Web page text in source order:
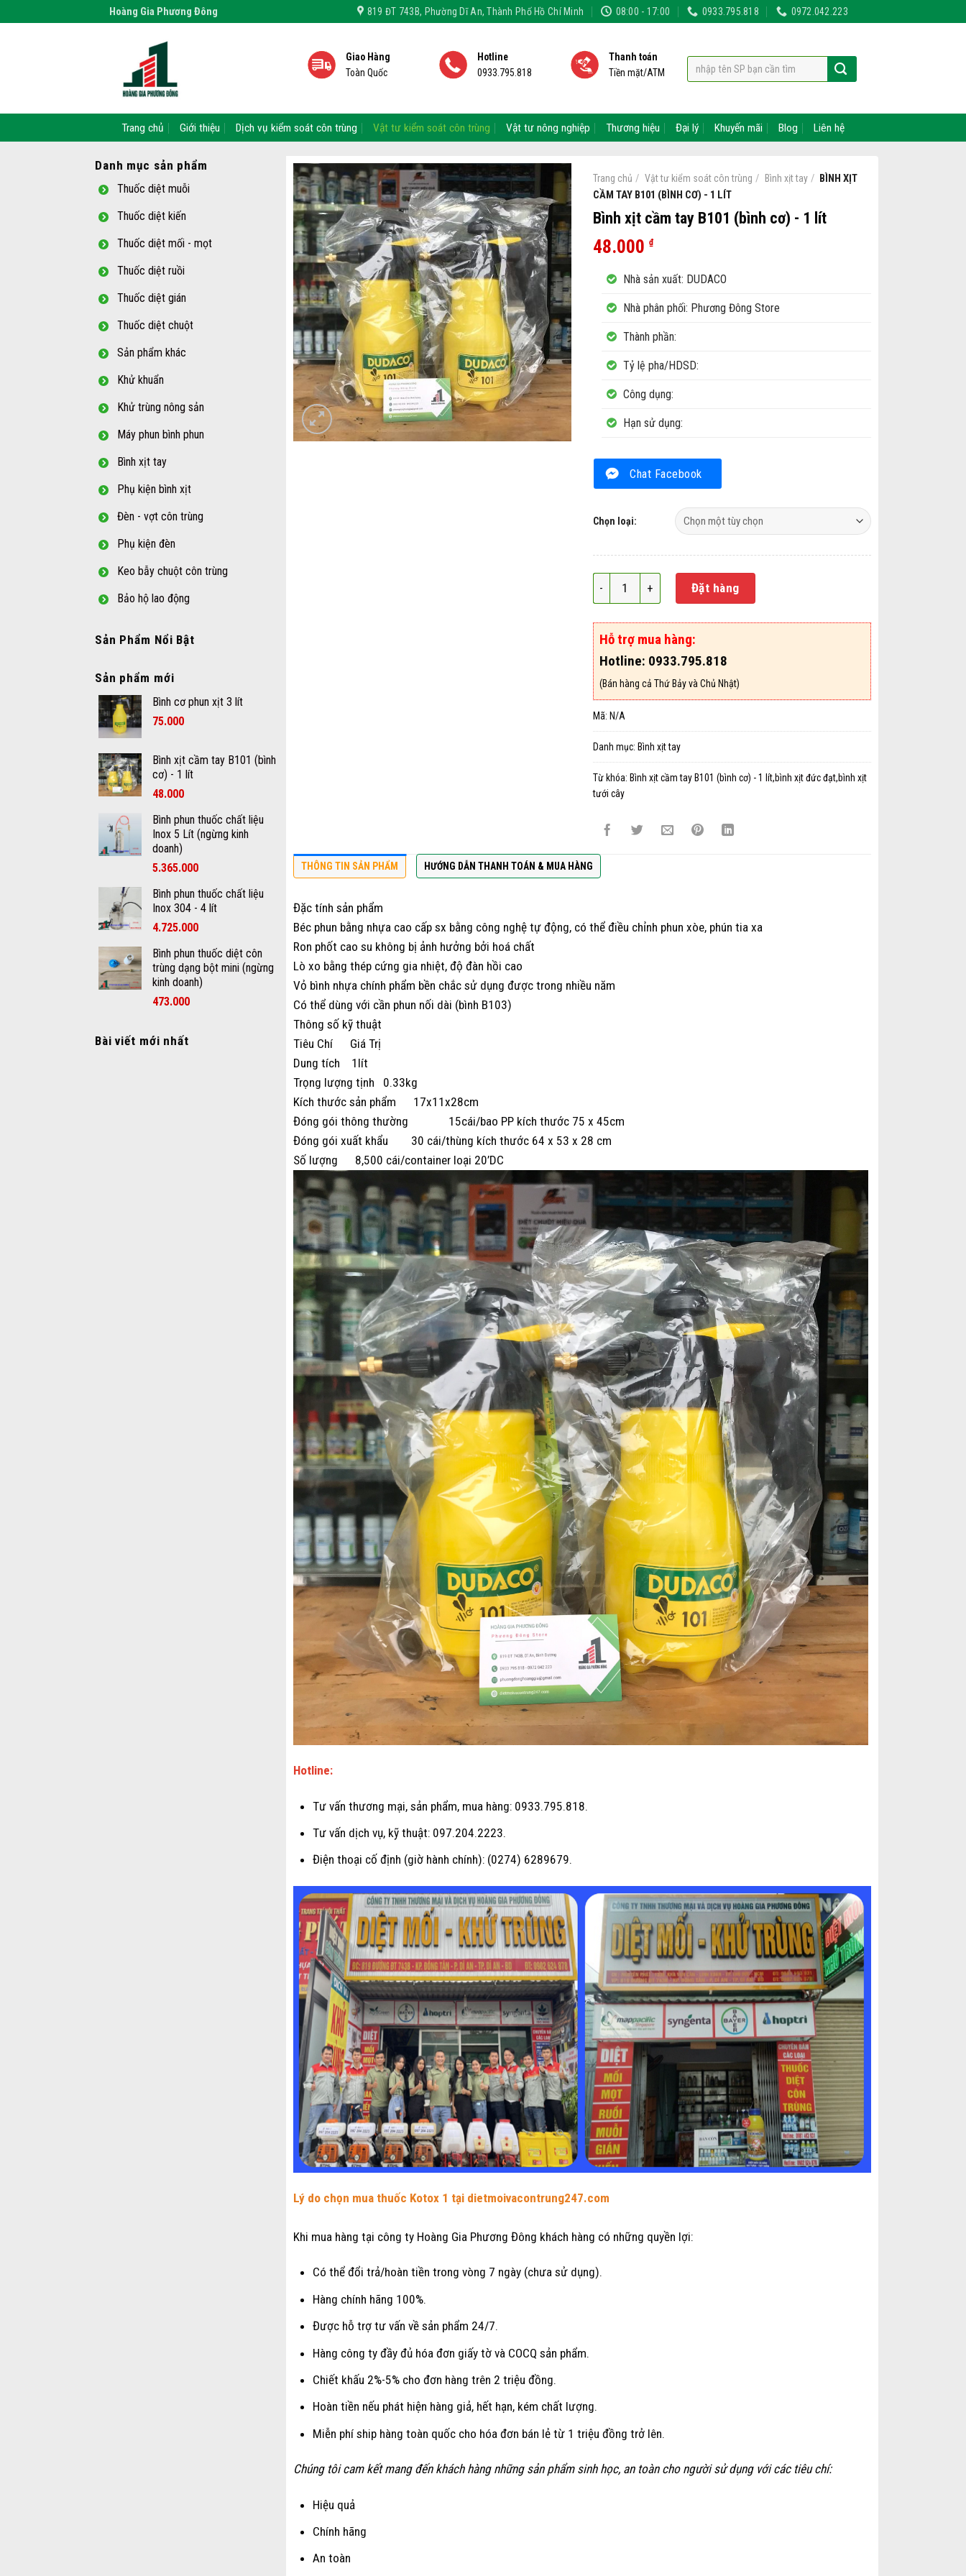
Hoàng Gia Phương Đông 819 ĐT 743B, Phường Dĩ An, Thành Phố Hồ Chí Minh 08:00 - 17:00 0933.795.818 0972.042.223
Giao Hàng
Toàn Quốc
Hotline
0933.795.818
Thanh toán
Tiền mặt/ATM
Trang chủ Giới thiệu Dịch vụ kiểm soát côn trùng Vật tư kiểm soát côn trùng Vật tư nông nghiệp Thương hiệu Đại lý Khuyến mãi Blog Liên hệ
Danh mục sản phẩm
Thuốc diệt muỗi
Thuốc diệt kiến
Thuốc diệt mối - mọt
Thuốc diệt ruồi
Thuốc diệt gián
Thuốc diệt chuột
Sản phẩm khác
Khử khuẩn
Khử trùng nông sản
Máy phun bình phun
Bình xịt tay
Phụ kiện bình xịt
Đèn - vợt côn trùng
Phụ kiện đèn
Keo bẫy chuột côn trùng
Bảo hộ lao động
Sản Phẩm Nổi Bật
Sản phẩm mới
Bình cơ phun xịt 3 lít
75.000
Bình xịt cầm tay B101 (bình
cơ) - 1 lít
48.000
Bình phun thuốc chất liệu
Inox 5 Lít (ngừng kinh
doanh)
5.365.000
Bình phun thuốc chất liệu
Inox 304 - 4 lít
4.725.000
Bình phun thuốc diệt côn
trùng dạng bột mini (ngừng
kinh doanh)
473.000
Bài viết mới nhất
Trang chủ / Vật tư kiểm soát côn trùng / Bình xịt tay / BÌNH XỊT
CẦM TAY B101 (BÌNH CƠ) - 1 LÍT
Bình xịt cầm tay B101 (bình cơ) - 1 lít
48.000 ₫
Nhà sản xuất: DUDACO
Nhà phân phối: Phương Đông Store
Thành phần:
Tỷ lệ pha/HDSD:
Công dụng:
Hạn sử dụng:
Chat Facebook
Chọn loại:
Bình xịt cầm tay B101 (bình cơ) - 1 lít số lượng
Đặt hàng
Hỗ trợ mua hàng:
Hotline: 0933.795.818
(Bán hàng cả Thứ Bảy và Chủ Nhật)
Mã: N/A
Danh mục: Bình xịt tay
Từ khóa: Bình xịt cầm tay B101 (bình cơ) - 1 lít,bình xịt đức đạt,bình xịt
tưới cây
THÔNG TIN SẢN PHẨM HƯỚNG DẪN THANH TOÁN & MUA HÀNG
Đặc tính sản phẩm
Béc phun bằng nhựa cao cấp sx bằng công nghệ tự động, có thể điều chỉnh phun xòe, phún tia xa
Ron phốt cao su không bị ảnh hưởng bởi hoá chất
Lò xo bằng thép cứng gia nhiệt, độ đàn hồi cao
Vỏ bình nhựa chính phẩm bền chắc sử dụng được trong nhiều năm
Có thể dùng với cần phun nối dài (bình B103)
Thông số kỹ thuật
Tiêu Chí
Giá Trị
Dung tích
1lít
Trọng lượng tịnh
0.33kg
Kích thước sản phẩm
17x11x28cm
Đóng gói thông thường
15cái/bao PP kích thước 75 x 45cm
Đóng gói xuất khẩu
30 cái/thùng kích thước 64 x 53 x 28 cm
Số lượng
8,500 cái/container loại 20’DC
Hotline:
Tư vấn thương mại, sản phẩm, mua hàng: 0933.795.818.
Tư vấn dịch vụ, kỹ thuật: 097.204.2223.
Điện thoại cố định (giờ hành chính): (0274) 6289679.
Lý do chọn mua thuốc Kotox 1 tại dietmoivacontrung247.com
Khi mua hàng tại công ty Hoàng Gia Phương Đông khách hàng có những quyền lợi:
Có thể đổi trả/hoàn tiền trong vòng 7 ngày (chưa sử dụng).
Hàng chính hãng 100%.
Được hỗ trợ tư vấn về sản phẩm 24/7.
Hàng công ty đầy đủ hóa đơn giấy tờ và COCQ sản phẩm.
Chiết khấu 2%-5% cho đơn hàng trên 2 triệu đồng.
Hoàn tiền nếu phát hiện hàng giả, hết hạn, kém chất lượng.
Miễn phí ship hàng toàn quốc cho hóa đơn bán lẻ từ 1 triệu đồng trở lên.
Chúng tôi cam kết mang đến khách hàng những sản phẩm sinh học, an toàn cho người sử dụng với các tiêu chí:
Hiệu quả
Chính hãng
An toàn